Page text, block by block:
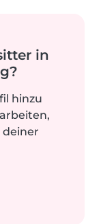
in
hinzu
deiner